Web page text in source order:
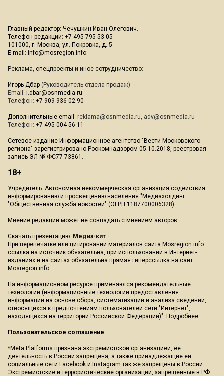
Главный редактор: Чечушкин Иван Олегович.
Телефон редакции: +7 495 795-53-05
101000, г. Москва, ул. Покровка, д. 5
E-mail: info@mosregion.info
Реклама, спецпроекты и иное сотрудничество:
Игорь Дбар (Руководитель отдела продаж)
Email: i.dbar@osnmedia.ru
Телефон: +7 909 936-02-90
Дополнительные email: reklama@osnmedia.ru, adv@osnmedia.ru
Телефон: +7 495 004-56-11
Сетевое издание Информационное агентство "Вести Московского
региона" зарегистрировано Роскомнадзором 05.10.2018, реестровая
запись ЭЛ № ФС77-73861.
18+
Учредитель: Автономная некоммерческая организация содействия
информированию и просвещению населения "Медиахолдинг
"Общественная служба новостей" (ОГРН 1187700006328).
Мнение редакции может не совпадать с мнением авторов.
Скачать презентацию: Медиа-кит
При перепечатке или цитировании материалов сайта Mosregion.info
ссылка на источник обязательна, при использовании в Интернет-
изданиях и на сайтах обязательна прямая гиперссылка на сайт
Mosregion.info.
На информационном ресурсе применяются рекомендательные
технологии (информационные технологии предоставления
информации на основе сбора, систематизации и анализа сведений,
относящихся к предпочтениям пользователей сети "Интернет",
находящихся на территории Российской Федерации)". Подробнее.
Пользовательское соглашение
*Meta Platforms признана экстремистской организацией, её
деятельность в России запрещена, а также принадлежащие ей
социальные сети Facebook и Instagram так же запрещены в России.
Экстремистские и террористические организации, запрещенные в РФ: